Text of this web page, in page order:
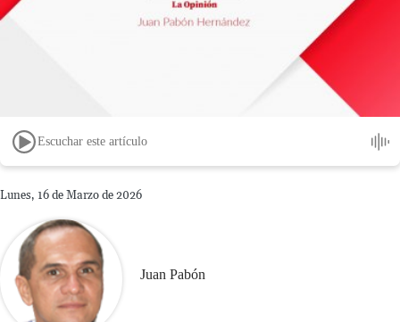
Escuchar este artículo
Lunes, 16 de Marzo de 2026
Juan Pabón